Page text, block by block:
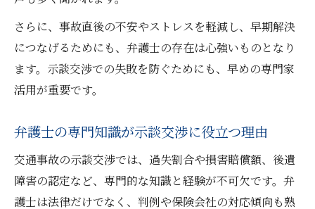
弁護士費用特約を活かすポイント集
弁護士費用特約で費用負担を軽減する方法
交通事故示談で特約を活用するべき理由
弁護士費用特約の適用条件と注意点を解説
特約利用で弁護士相談が身近になる仕組み
費用特約を利用した賢い弁護士活用事例
交通事故示談で納得を得る弁護士活用法
示談成立までの弁護士の具体的サポート例
さらに、事故直後の不安やストレスを軽減し、早期解決
につなげるためにも、弁護士の存在は心強いものとなり
ます。示談交渉での失敗を防ぐためにも、早めの専門家
活用が重要です。
弁護士の専門知識が示談交渉に役立つ理由
交通事故の示談交渉では、過失割合や損害賠償額、後遺
障害の認定など、専門的な知識と経験が不可欠です。弁
護士は法律だけでなく、判例や保険会社の対応傾向も熟